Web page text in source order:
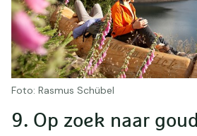
9. Op zoek naar goud
Foto: Rasmus Schübel